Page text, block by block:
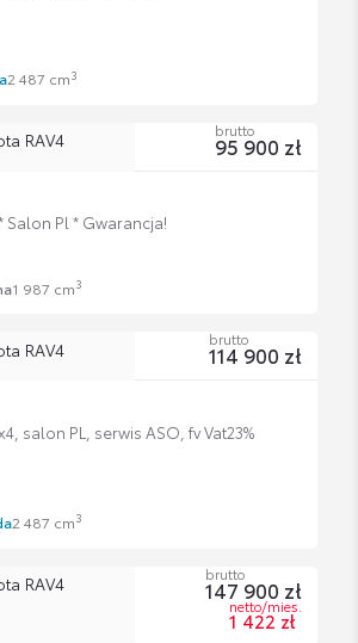
2 487 cm3
Salon Pl * Gwarancja!
1 987 cm3
brutto
95 900 zł
salon PL, serwis ASO, fv Vat23%
2 487 cm3
brutto
114 900 zł
brutto
147 900 zł
netto/mies.
1 422 zł